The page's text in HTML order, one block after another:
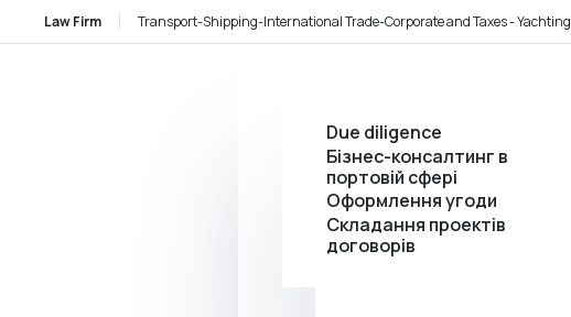
Law Firm Transport-Shipping-International Trade-Corporate and Taxes - Yachting
Due diligence
Бізнес-консалтинг в
портовій сфері
Оформлення угоди
Складання проектів
договорів